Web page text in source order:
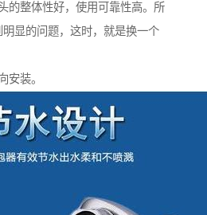
的整体性好，使用可靠性高。所
显的问题，这时，就是换一个
安装。